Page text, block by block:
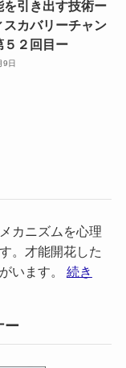
を引き出す技術ー
スカバリーチャン
２回目ー
9日
カニズムを心理
。才能開花した
います。 続き
ー